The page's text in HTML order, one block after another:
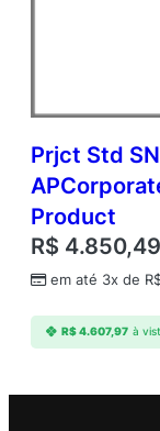
Prjct Std
Product
R$ 4.850,49
em até 3x de
R$4.607,97 à